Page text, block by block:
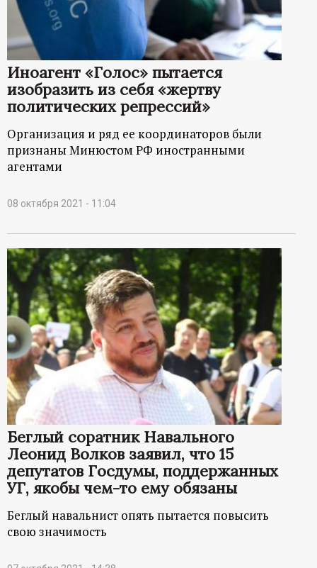
Иноагент «Голос» пытается
изобразить из себя «жертву
политических репрессий»
Организация и ряд ее координаторов были
признаны Минюстом РФ иностранными
агентами
08 октября 2021 - 11:04
Беглый соратник Навального
Леонид Волков заявил, что 15
депутатов Госдумы, поддержанных
УГ, якобы чем-то ему обязаны
Беглый навальнист опять пытается повысить
свою значимость